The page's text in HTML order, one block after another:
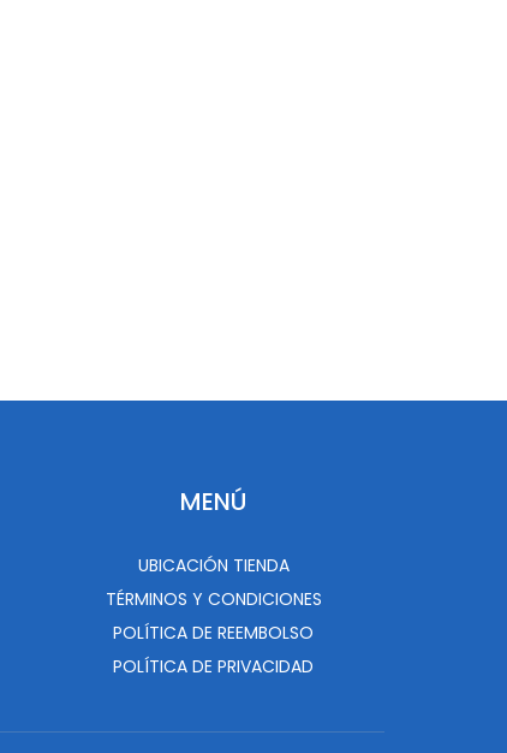
MENÚ
UBICACIÓN TIENDA
TÉRMINOS Y CONDICIONES
POLÍTICA DE REEMBOLSO
POLÍTICA DE PRIVACIDAD